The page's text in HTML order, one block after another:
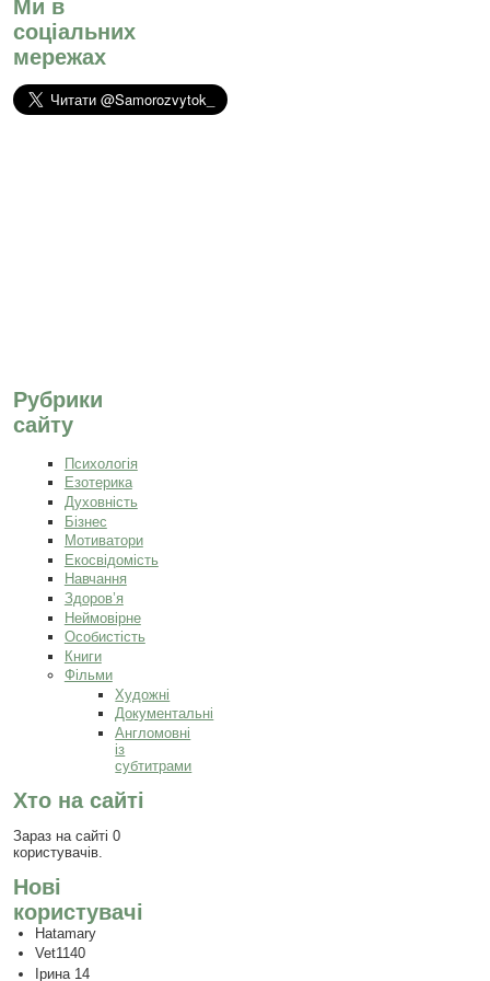
Ми в
соціальних
мережах
Рубрики
сайту
Психологія
Езотерика
Духовність
Бізнес
Мотиватори
Екосвідомість
Навчання
Здоров’я
Неймовірне
Особистість
Книги
Фільми
Художні
Документальні
Англомовні
із
субтитрами
Хто на сайті
Зараз на сайті 0
користувачів.
Нові
користувачі
Hatamary
Vet1140
Ірина 14